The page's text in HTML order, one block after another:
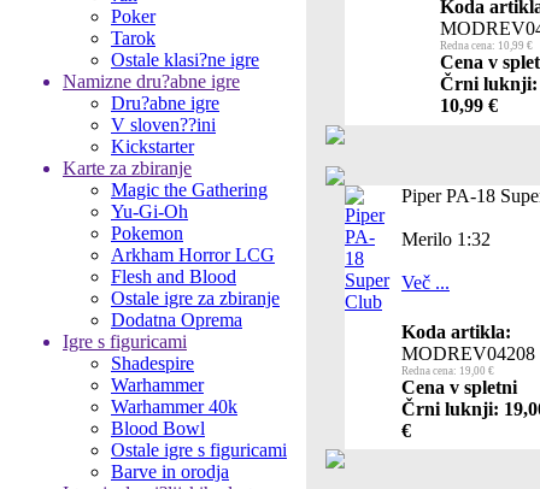
Poker
Tarok
Ostale klasi?ne igre
Namizne dru?abne igre
Dru?abne igre
V sloven??ini
Kickstarter
Karte za zbiranje
Magic the Gathering
Yu-Gi-Oh
Pokemon
Arkham Horror LCG
Flesh and Blood
Ostale igre za zbiranje
Dodatna Oprema
Igre s figuricami
Shadespire
Warhammer
Warhammer 40k
Blood Bowl
Ostale igre s figuricami
Barve in orodja
Koda
Redna cena: 10,99 €
Cena v
Črni luknji:
10,99 €
Piper PA-18
Merilo 1:32
Več ...
Koda artikla:
MODREV04208
Redna cena: 19,00 €
Cena v spletni
Črni luknji:
€